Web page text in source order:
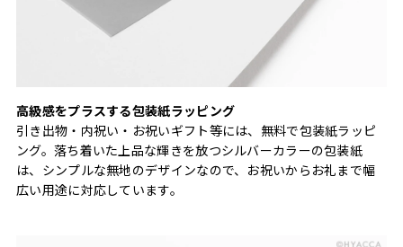
高級感をプラスする包装紙ラッピング
引き出物・内祝い・お祝いギフト等には、無料で包装紙ラッピ
ング。落ち着いた上品な輝きを放つシルバーカラーの包装紙
は、シンプルな無地のデザインなので、お祝いからお礼まで幅
広い用途に対応しています。